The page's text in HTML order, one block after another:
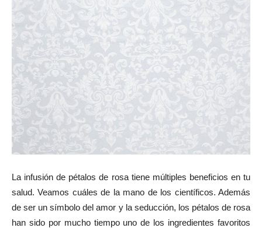
La infusión de pétalos de rosa tiene múltiples beneficios en tu
salud. Veamos cuáles de la mano de los científicos. Además
de ser un símbolo del amor y la seducción, los pétalos de rosa
han sido por mucho tiempo uno de los ingredientes favoritos